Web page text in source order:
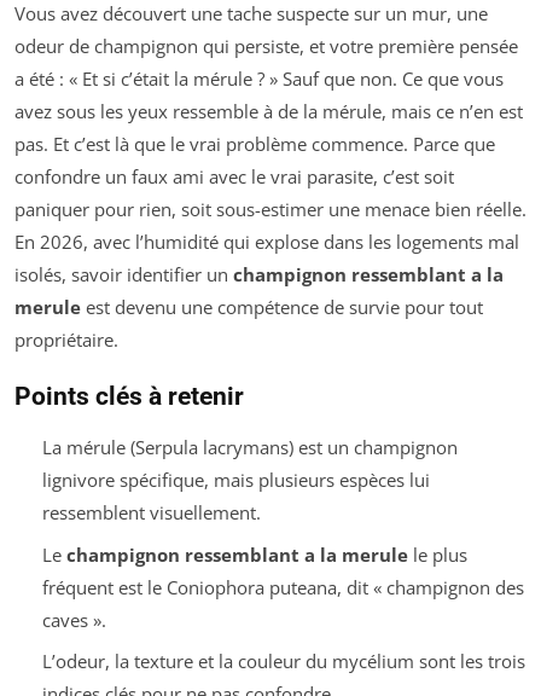
Vous avez découvert une tache suspecte sur un mur, une
odeur de champignon qui persiste, et votre première pensée
a été : « Et si c’était la mérule ? » Sauf que non. Ce que vous
avez sous les yeux ressemble à de la mérule, mais ce n’en est
pas. Et c’est là que le vrai problème commence. Parce que
confondre un faux ami avec le vrai parasite, c’est soit
paniquer pour rien, soit sous-estimer une menace bien réelle.
En 2026, avec l’humidité qui explose dans les logements mal
isolés, savoir identifier un champignon ressemblant a la
merule est devenu une compétence de survie pour tout
propriétaire.
Points clés à retenir
La mérule (Serpula lacrymans) est un champignon
lignivore spécifique, mais plusieurs espèces lui
ressemblent visuellement.
Le champignon ressemblant a la merulele plus
fréquent est le Coniophora puteana, dit « champignon des
caves ».
L’odeur, la texture et la couleur du mycélium sont les trois